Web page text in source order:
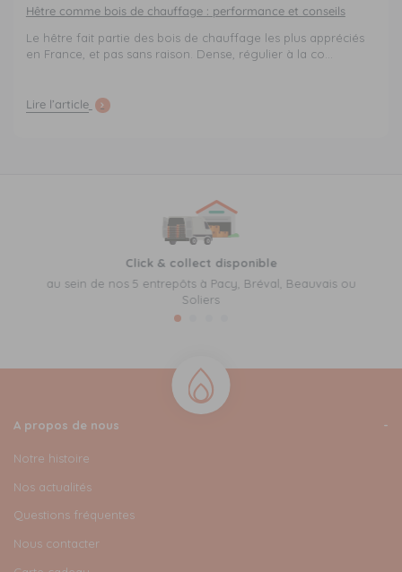
Hêtre comme bois de chauffage : performance et conseils
Le hêtre fait partie des bois de chauffage les plus appréciés
en France, et pas sans raison. Dense, régulier à la co...
Lire l’article
Click & collect disponible
au sein de nos 5 entrepôts à Pacy, Bréval, Beauvais ou
Soliers
A propos de nous
Notre histoire
Nos actualités
Questions fréquentes
Nous contacter